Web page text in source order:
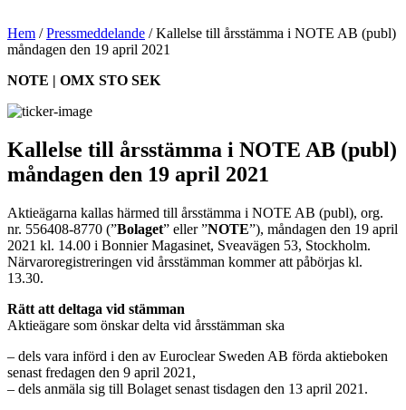
Hem /Pressmeddelande /Kallelse till årsstämma i NOTE AB (publ)
måndagen den 19 april 2021
NOTE | OMX STO SEK
Kallelse till årsstämma i NOTE AB (publ)
måndagen den 19 april 2021
Aktieägarna kallas härmed till årsstämma i NOTE AB (publ), org.
nr. 556408-8770 (”Bolaget” eller ”NOTE”), måndagen den 19 april
2021 kl. 14.00 i Bonnier Magasinet, Sveavägen 53, Stockholm.
Närvaroregistreringen vid årsstämman kommer att påbörjas kl.
13.30.
Rätt att deltaga vid stämman
Aktieägare som önskar delta vid årsstämman ska
– dels vara införd i den av Euroclear Sweden AB förda aktieboken
senast fredagen den 9 april 2021,
– dels anmäla sig till Bolaget senast tisdagen den 13 april 2021.